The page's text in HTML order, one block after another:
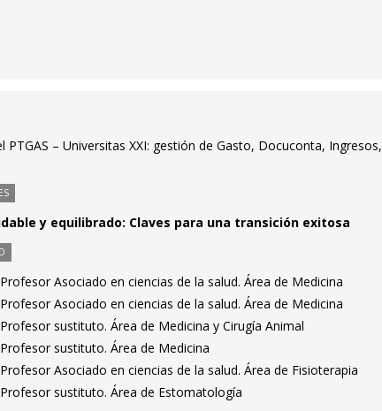
– Universitas XXI: gestión de Gasto, Docuconta, Ingresos,
y equilibrado: Claves para una transición exitosa
Asociado en ciencias de la salud. Área de Medicina
Asociado en ciencias de la salud. Área de Medicina
sustituto. Área de Medicina y Cirugía Animal
sustituto. Área de Medicina
Asociado en ciencias de la salud. Área de Fisioterapia
sustituto. Área de Estomatología